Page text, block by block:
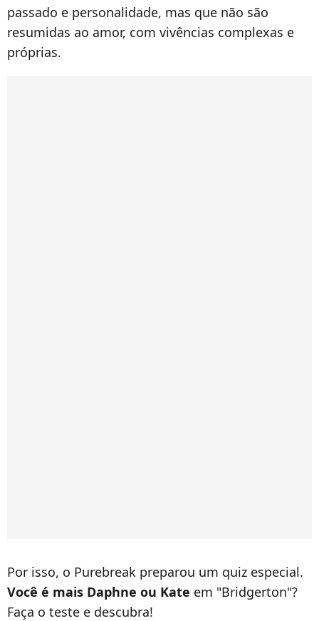
passado e personalidade, mas que não são
resumidas ao amor, com vivências complexas e
próprias.
Por isso, o Purebreak preparou um quiz especial.
Você é mais Daphne ou Kate em "Bridgerton"?
Faça o teste e descubra!